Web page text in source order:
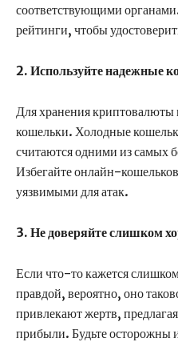
соответствующими
рейтинги, чтобы
2. Используйте надежные
Для хранения криптовалюты
кошельки. Холодные
считаются одними из самых
Избегайте онлайн-
уязвимыми для атак.
3. Не доверяйте слишком
Если что-то кажется
правдой, вероятно, оно
привлекают жертв,
прибыли. Будьте осторожны